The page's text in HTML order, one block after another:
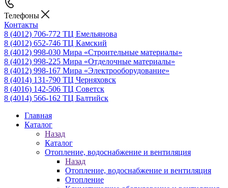
Телефоны
Контакты
8 (4012) 706-772 ТЦ Емельянова
8 (4012) 652-746 ТЦ Камский
8 (4012) 998-030 Мира «Строительные материалы»
8 (4012) 998-225 Мира «Отделочные материалы»
8 (4012) 998-167 Мира «Электрооборудование»
8 (4014) 131-790 ТЦ Черняховск
8 (4016) 142-506 ТЦ Советск
8 (4014) 566-162 ТЦ Балтийск
Главная
Каталог
Назад
Каталог
Отопление, водоснабжение и вентиляция
Назад
Отопление, водоснабжение и вентиляция
Отопление